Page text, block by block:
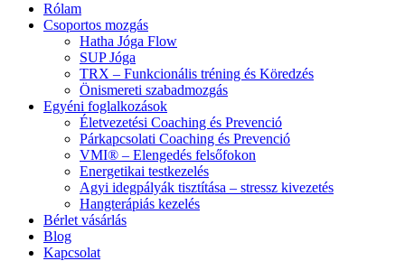
Rólam
Csoportos mozgás
Hatha Jóga Flow
SUP Jóga
TRX – Funkcionális tréning és Köredzés
Önismereti szabadmozgás
Egyéni foglalkozások
Életvezetési Coaching és Prevenció
Párkapcsolati Coaching és Prevenció
VMI® – Elengedés felsőfokon
Energetikai testkezelés
Agyi idegpályák tisztítása – stressz kivezetés
Hangterápiás kezelés
Bérlet vásárlás
Blog
Kapcsolat